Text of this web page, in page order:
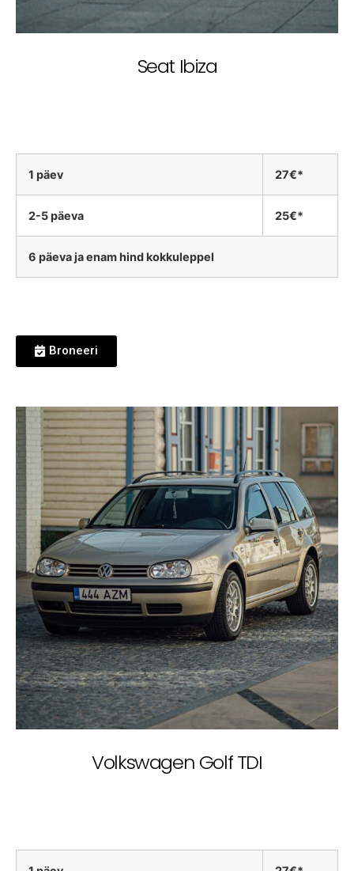
Seat Ibiza
1 päev 27€*
2-5 päeva 25€*
6 päeva ja enam hind kokkuleppel
Broneeri
Volkswagen Golf TDI